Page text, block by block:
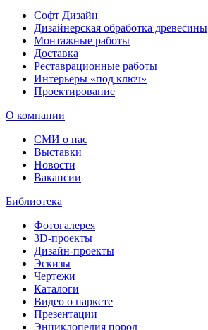
Софт Дизайн
Дизайнерская обработка древесины
Монтажные работы
Доставка
Реставрационные работы
Интерьеры «под ключ»
Проектирование
О компании
СМИ о нас
Выставки
Новости
Вакансии
Библиотека
Фотогалерея
3D-проекты
Дизайн-проекты
Эскизы
Чертежи
Каталоги
Видео о паркете
Презентации
Энциклопедия пород